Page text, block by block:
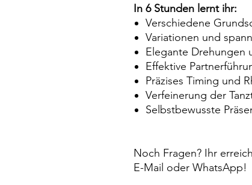
In 6 Stunden lernt ihr:
Verschiedene
Variationen und
Elegante Drehungen
Effektive
Präzises Timing und
Verfeinerung der
Selbstbewusste
Noch Fragen? Ihr
E-Mail oder WhatsApp!